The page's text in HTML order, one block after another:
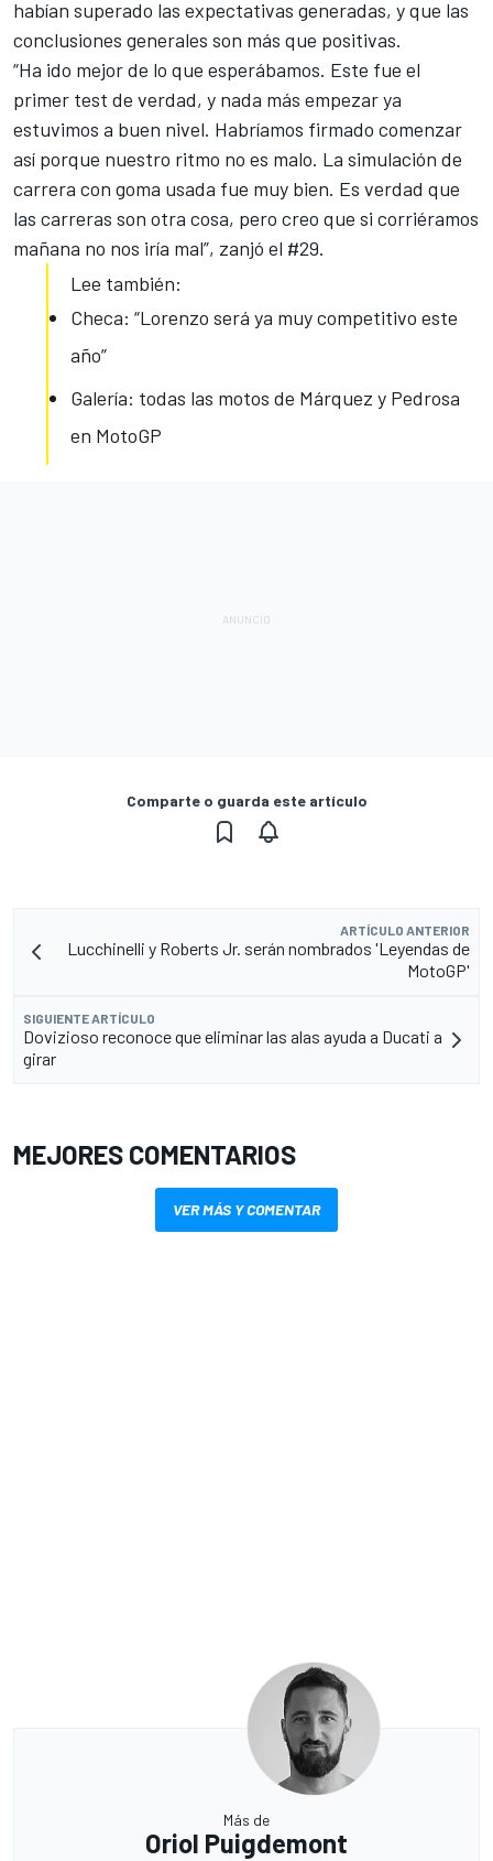
habían superado las expectativas generadas, y que las
conclusiones generales son más que positivas.
“Ha ido mejor de lo que esperábamos. Este fue el
primer test de verdad, y nada más empezar ya
estuvimos a buen nivel. Habríamos firmado comenzar
así porque nuestro ritmo no es malo. La simulación de
carrera con goma usada fue muy bien. Es verdad que
las carreras son otra cosa, pero creo que si corriéramos
mañana no nos iría mal”, zanjó el #29.
Lee también:
Checa: “Lorenzo será ya muy competitivo este
año”
Galería: todas las motos de Márquez y Pedrosa
en MotoGP
Comparte o guarda este artículo
ARTÍCULO ANTERIOR
Lucchinelli y Roberts Jr. serán nombrados 'Leyendas de
MotoGP'
SIGUIENTE ARTÍCULO
Dovizioso reconoce que eliminar las alas ayuda a Ducati a
girar
MEJORES COMENTARIOS
VER MÁS Y COMENTAR
Más de
Oriol Puigdemont